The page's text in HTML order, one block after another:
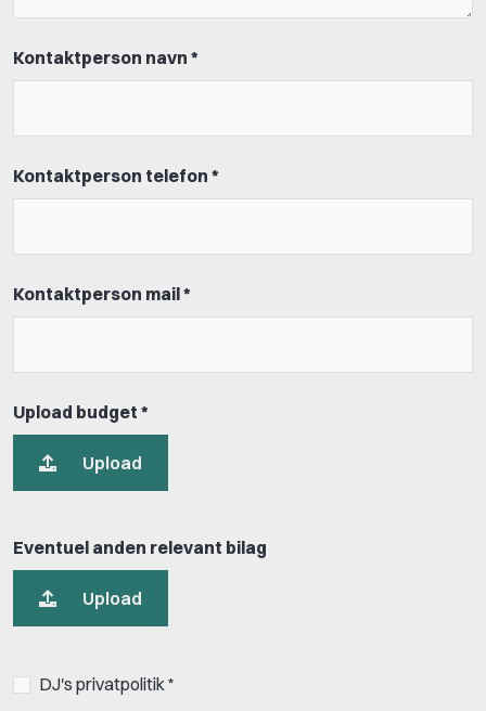
Kontaktperson navn *
Kontaktperson telefon *
Kontaktperson mail *
Upload budget *
Upload
Eventuel anden relevant bilag
Upload
DJ's privatpolitik *